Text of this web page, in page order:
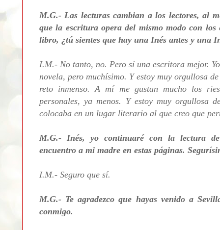
M.G.- Las lecturas cambian a los lectores, al
que la escritura opera del mismo modo con los
libro, ¿tú sientes que hay una Inés antes y una
I.M.- No tanto, no. Pero sí una escritora mejor.
novela, pero muchísimo. Y estoy muy orgullosa
reto inmenso. A mí me gustan mucho los
personales, ya menos. Y estoy muy orgullosa
colocaba en un lugar literario al que creo que
M.G.- Inés, yo continuaré con la lectura
encuentro a mi madre en estas páginas.
I.M.- Seguro que sí.
M.G.- Te agradezco que hayas venido a
conmigo.